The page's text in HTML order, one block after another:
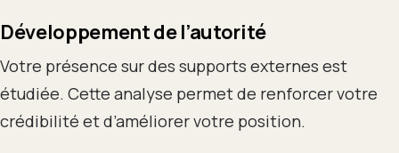
Développement de l’autorité
Votre présence sur des supports externes est
étudiée. Cette analyse permet de renforcer votre
crédibilité et d’améliorer votre position.